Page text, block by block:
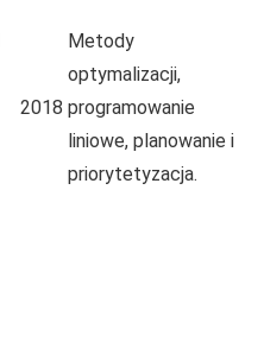
2018
Metody
optymalizacji,
programowanie
liniowe, planowanie i
priorytetyzacja.